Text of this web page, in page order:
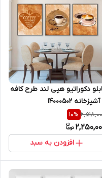
دکوراتیو هپی لند طرح کافه
14000502
10%
افزودن به سبد